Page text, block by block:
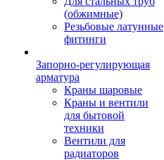
(обжимные)
Резьбовые латунные
фитинги
Запорно-регулирующая
арматура
Краны шаровые
Краны и вентили
для бытовой
техники
Вентили для
радиаторов